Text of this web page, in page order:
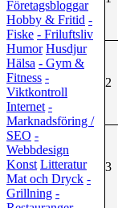
Företagsbloggar
Hobby & Fritid -
Fiske - Friluftsliv
Humor Husdjur
Hälsa - Gym &
Fitness -
Viktkontroll
Internet -
Marknadsföring /
SEO -
Webbdesign
Konst Litteratur
Mat och Dryck -
Grillning -
2
3